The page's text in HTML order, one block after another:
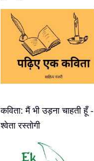
कविता: मैं भी उड़ना चाहती हूँ -
श्वेता रस्तोगी